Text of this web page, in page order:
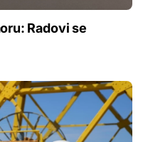
Radovi se